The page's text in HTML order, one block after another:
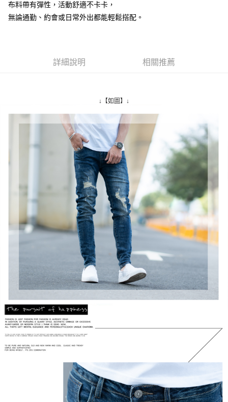
購買商品的店家。未經商家同意取消之訂單仍視為有效，需透過AFTEE先享
後付繳納相關費用。
２．關於個人資料處理事宜，請瀏覽以下網址：
３．未成年的使用者請事先徵得法定代理人或監護人之同意方可使用
「AFTEE先享後付」，若未經同意申辦者引起之損失，本公司不負相關責
４．使用「AFTEE先享後付」時，將依據個別帳號之用戶狀況，依本公司即
時審查核予不同之上限額度；若仍有額度不足之情形，本公司將視審查結果
請求用戶進行身份認證。
５．嚴禁一人註冊多個帳號或使用他人資訊註冊。若發現惡意使用之情形，
恩沛科技股份有限公司將有權停止該用戶之使用額度並採取法律行動。
每筆NT$80，滿NT$1,800(含以上)免運費
布料帶有彈性，活動舒適不卡卡，
無論通勤、約會或日常外出都能輕鬆搭配。
詳細說明 相關推薦
↓【如圖】↓